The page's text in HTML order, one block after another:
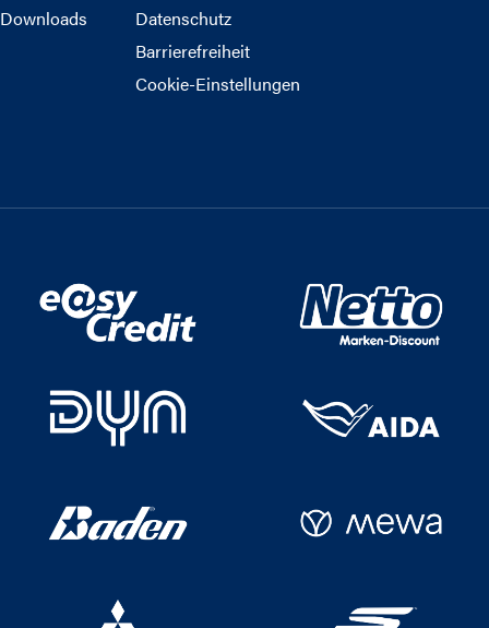
Downloads
Datenschutz
Barrierefreiheit
Cookie-Einstellungen